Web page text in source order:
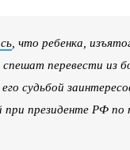
, что ребенка,
перевести из
судьбой
при президенте РФ по